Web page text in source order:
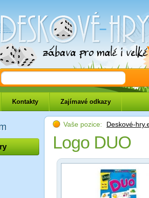
hry.eu
Kontakty Zajímavé odkazy
Vaše pozice: Deskové-
Logo DUO